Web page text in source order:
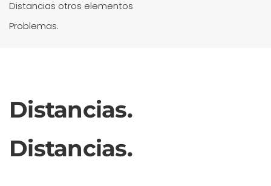
Distancias otros elementos
Problemas.
Distancias.
Distancias.